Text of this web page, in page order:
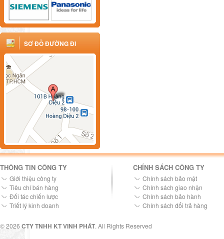
SƠ ĐỒ ĐƯỜNG ĐI
THÔNG TIN CÔNG TY
Giới thiệu công ty
Tiêu chí bán hàng
Đối tác chiến lược
Triết lý kinh doanh
CHÍNH SÁCH CÔNG TY
Chính sách bảo mật
Chính sách giao nhận
Chính sách bảo hành
Chính sách đổi trả hàng
© 2026 CTY TNHH KT VINH PHÁT. All Rights Reserved